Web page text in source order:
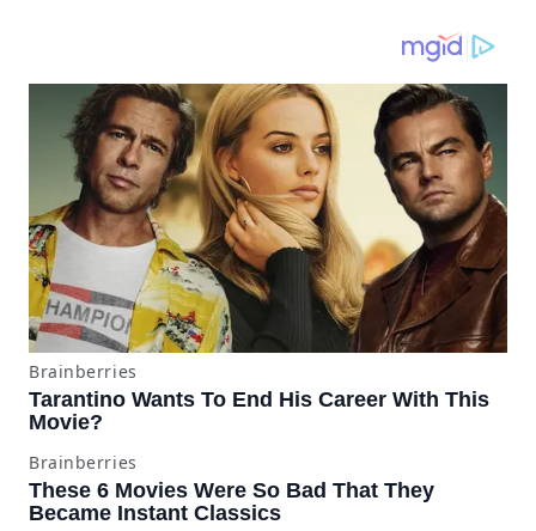
producían desde 2023